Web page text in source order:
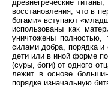
древнегреческие
восстановления, что в
богами» вступают
использованы как
уничтожены полностью,
силами добра, порядка и
дети или в иной форме
(суры, боги) от одного
лежит в основе
порядке изначальную